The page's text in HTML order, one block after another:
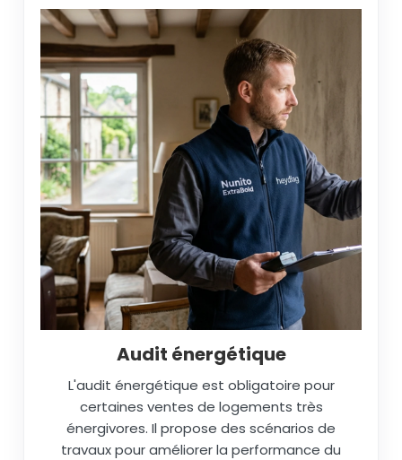
Audit énergétique
L'audit énergétique est obligatoire pour
certaines ventes de logements très
énergivores. Il propose des scénarios de
travaux pour améliorer la performance du